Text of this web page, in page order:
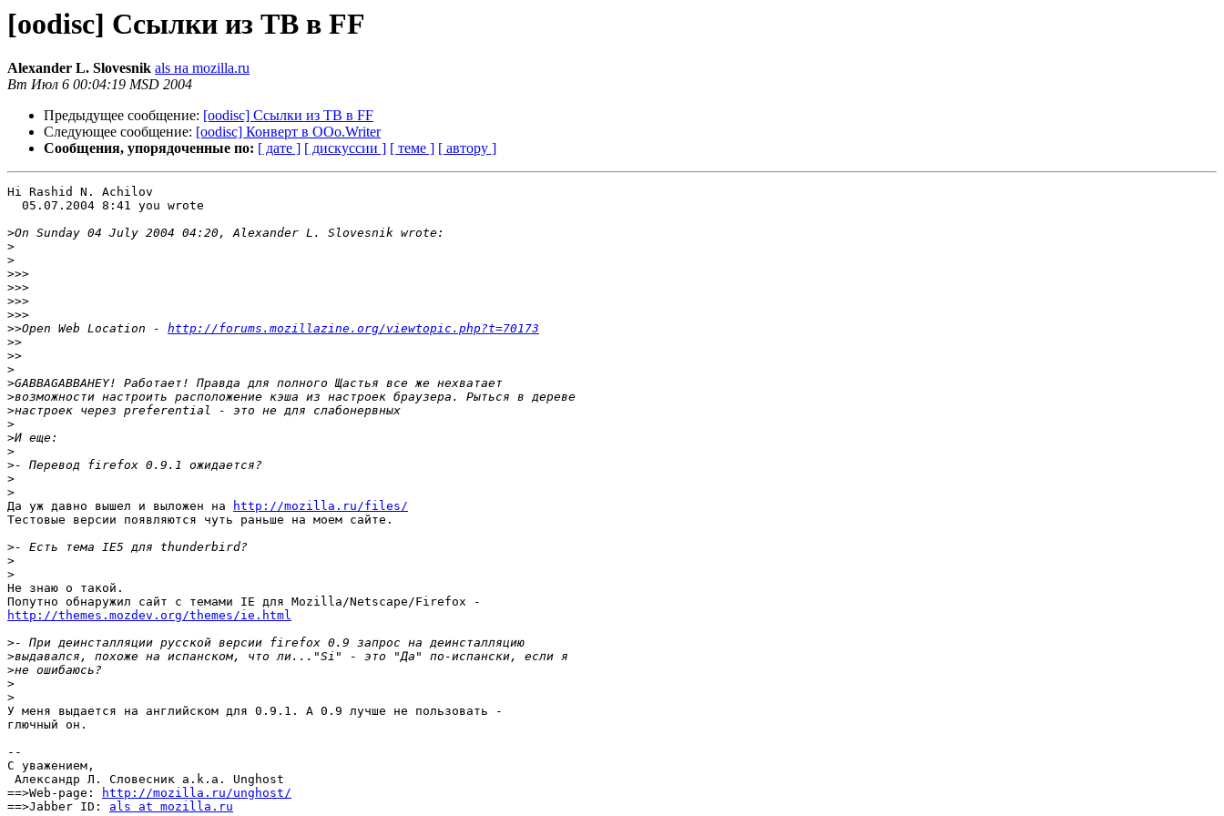
[oodisc] Ссылки из TB в FF
Alexander L. Slovesnik als на mozilla.ru
Вт Июл 6 00:04:19 MSD 2004
Предыдущее сообщение: [oodisc] Ссылки из TB в FF
Следующее сообщение: [oodisc] Конверт в ООо.Writer
Сообщения, упорядоченные по: [ дате ] [ дискуссии ] [ теме ] [ автору ]
Hi Rashid N. Achilov
  05.07.2004 8:41 you wrote
>
>
>
>>>
>>>
>>>
>>>
>>Open Web Location - http://forums.mozillazine.org/viewtopic.php?t=70173
>>
>>
>
>
>
>
>
>
>
>
>
>
Да уж давно вышел и выложен на
http://mozilla.ru/files/
Тестовые версии появляются чуть раньше на моем сайте.
>
>
>
Не знаю о такой.
http://themes.mozdev.org/themes/ie.html
>
>
>
>
>
У меня выдается на английском для 0.9.1. А 0.9 лучше не пользовать -
глючный он.
--
С уважением,
Александр Л. Cловесник a.k.a. Unghost
==>Web-page:
http://mozilla.ru/unghost/
==>Jabber ID: als at mozilla.ru